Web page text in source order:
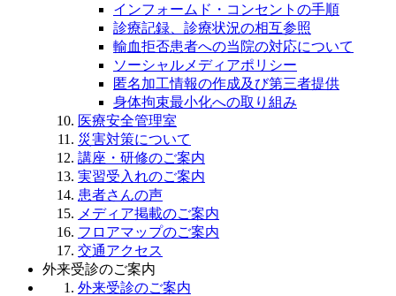
インフォームド・コンセントの手順
診療記録、診療状況の相互参照
輸血拒否患者への当院の対応について
ソーシャルメディアポリシー
匿名加工情報の作成及び第三者提供
身体拘束最小化への取り組み
医療安全管理室
災害対策について
講座・研修のご案内
実習受入れのご案内
患者さんの声
メディア掲載のご案内
フロアマップのご案内
交通アクセス
外来受診のご案内
外来受診のご案内